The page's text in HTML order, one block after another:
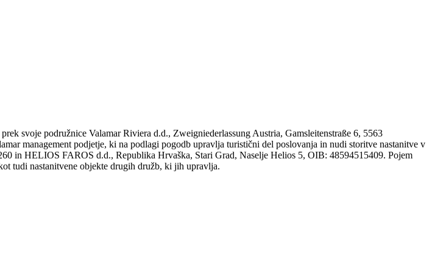
svoje podružnice Valamar Riviera d.d., Zweigniederlassung Austria, Gamsleitenstraße 6, 5563
management podjetje, ki na podlagi pogodb upravlja turistični del poslovanja in nudi storitve nastanitve v
in HELIOS FAROS d.d., Republika Hrvaška, Stari Grad, Naselje Helios 5, OIB: 48594515409. Pojem
tudi nastanitvene objekte drugih družb, ki jih upravlja.